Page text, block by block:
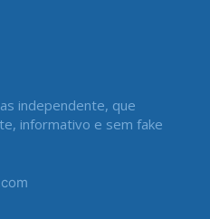
independente, que
informativo e sem fake